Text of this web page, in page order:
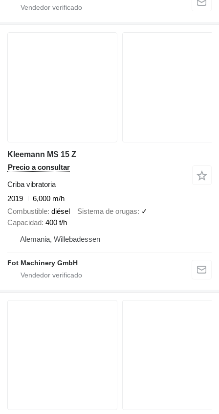
Kleemann MS 15 Z
Precio a consultar
Criba vibratoria
2019
6,000 m/h
Combustible diésel Sistema de orugas
✓
Capacidad 400 t/h
Alemania, Willebadessen
Fot Machinery GmbH